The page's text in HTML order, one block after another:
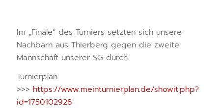
Im „Finale“ des Turniers setzten sich unsere
Nachbarn aus Thierberg gegen die zweite
Mannschaft unserer SG durch.
Turnierplan
>>> https://www.meinturnierplan.de/showit.php?
id=1750102928